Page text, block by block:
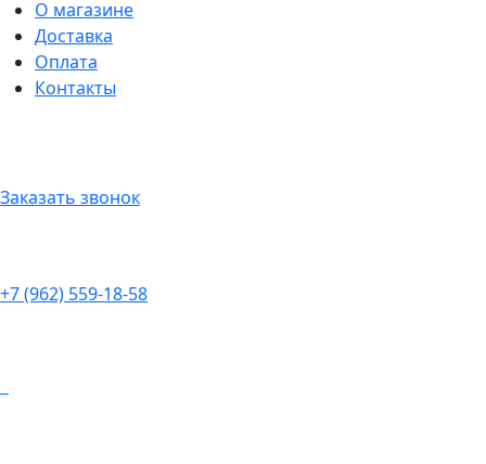
О магазине
Доставка
Оплата
Контакты
Заказать звонок
+7 (962) 559-18-58